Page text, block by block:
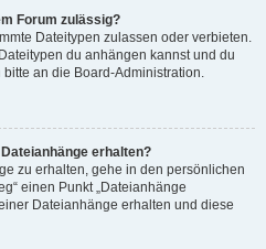
Forum zulässig?
Dateitypen zulassen oder verbieten.
du anhängen kannst und du
an die Board-Administration.
erhalten?
zu erhalten, gehe in den persönlichen
einen Punkt „Dateianhänge
Dateianhänge erhalten und diese